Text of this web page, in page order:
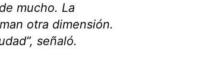
mucho. La
otra dimensión.
señaló.